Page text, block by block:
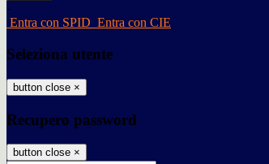
-
Entra con SPID Entra con CIE
Seleziona utente
button close ×
Recupero password
button close ×